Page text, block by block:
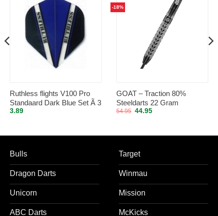
Ruthless flights V100 Pro
Standaard Dark Blue Set Ã 3
stuks
3.89
-18%
GOAT – Traction 80%
Steeldarts 22 Gram
54.95 Oorspronkelijke
44.95Huidige
Bulls
Dragon Darts
Unicorn
ABC Darts
Target
Winmau
Mission
McKicks